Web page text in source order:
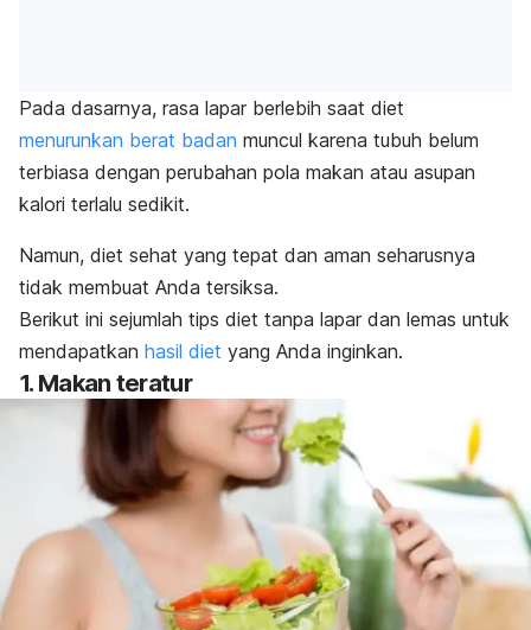
Pada dasarnya, rasa lapar berlebih saat diet
menurunkan berat badan muncul karena tubuh belum
terbiasa dengan perubahan pola makan atau asupan
kalori terlalu sedikit.
Namun, diet sehat yang tepat dan aman seharusnya
tidak membuat Anda tersiksa.
Berikut ini sejumlah tips diet tanpa lapar dan lemas untuk
mendapatkan hasil diet yang Anda inginkan.
1. Makan teratur